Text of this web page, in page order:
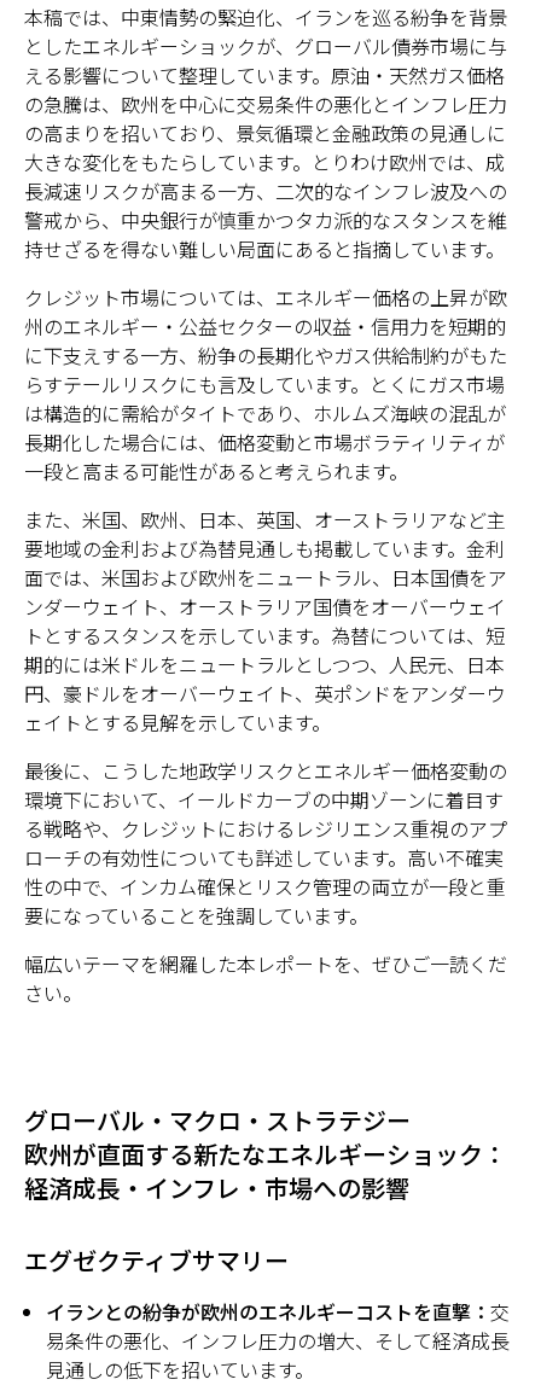
本稿では、中東情勢の緊迫化、イランを巡る紛争を背景
としたエネルギーショックが、グローバル債券市場に与
える影響について整理しています。原油・天然ガス価格
の急騰は、欧州を中心に交易条件の悪化とインフレ圧力
の高まりを招いており、景気循環と金融政策の見通しに
大きな変化をもたらしています。とりわけ欧州では、成
長減速リスクが高まる一方、二次的なインフレ波及への
警戒から、中央銀行が慎重かつタカ派的なスタンスを維
持せざるを得ない難しい局面にあると指摘しています。
クレジット市場については、エネルギー価格の上昇が欧
州のエネルギー・公益セクターの収益・信用力を短期的
に下支えする一方、紛争の長期化やガス供給制約がもた
らすテールリスクにも言及しています。とくにガス市場
は構造的に需給がタイトであり、ホルムズ海峡の混乱が
長期化した場合には、価格変動と市場ボラティリティが
一段と高まる可能性があると考えられます。
また、米国、欧州、日本、英国、オーストラリアなど主
要地域の金利および為替見通しも掲載しています。金利
面では、米国および欧州をニュートラル、日本国債をア
ンダーウェイト、オーストラリア国債をオーバーウェイ
トとするスタンスを示しています。為替については、短
期的には米ドルをニュートラルとしつつ、人民元、日本
円、豪ドルをオーバーウェイト、英ポンドをアンダーウ
ェイトとする見解を示しています。
最後に、こうした地政学リスクとエネルギー価格変動の
環境下において、イールドカーブの中期ゾーンに着目す
る戦略や、クレジットにおけるレジリエンス重視のアプ
ローチの有効性についても詳述しています。高い不確実
性の中で、インカム確保とリスク管理の両立が一段と重
要になっていることを強調しています。
幅広いテーマを網羅した本レポートを、ぜひご一読くだ
さい。
グローバル・マクロ・ストラテジー
欧州が直面する新たなエネルギーショック：
経済成長・インフレ・市場への影響
エグゼクティブサマリー
イランとの紛争が欧州のエネルギーコストを直撃： 交
易条件の悪化、インフレ圧力の増大、そして経済成長
見通しの低下を招いています。